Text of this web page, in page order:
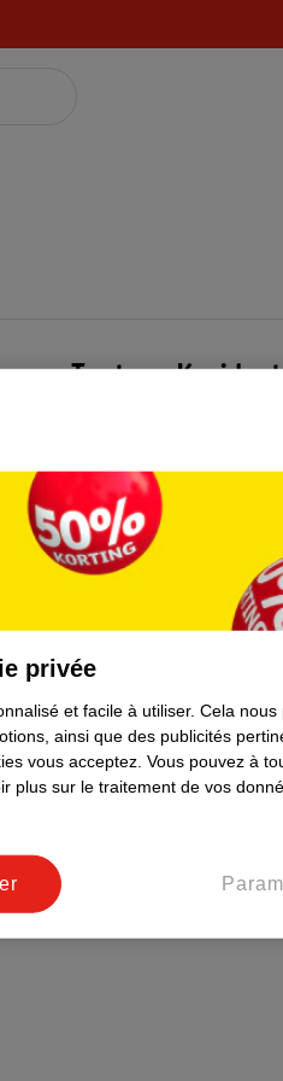
Tout sur Kruidvat
Formule commerciale
Coordonnées de l’entreprise
Plus durable
privée
et facile à utiliser. Cela nous
ainsi que des publicités
vous acceptez. Vous pouvez à
plus sur le traitement de vos